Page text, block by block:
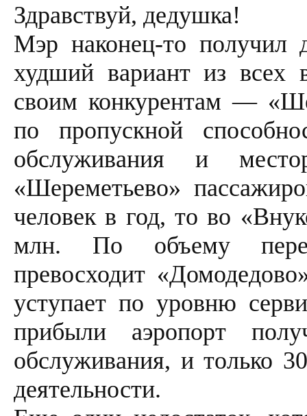
Здравствуй, дедушка!
Мэр наконец-то получил
худший вариант из всех
своим конкурентам —
по пропускной
обслуживания и
«Шереметьево»
человек в год, то во
млн. По объему
превосходит
уступает по уровню
прибыли аэропорт
обслуживания, и только
деятельности.